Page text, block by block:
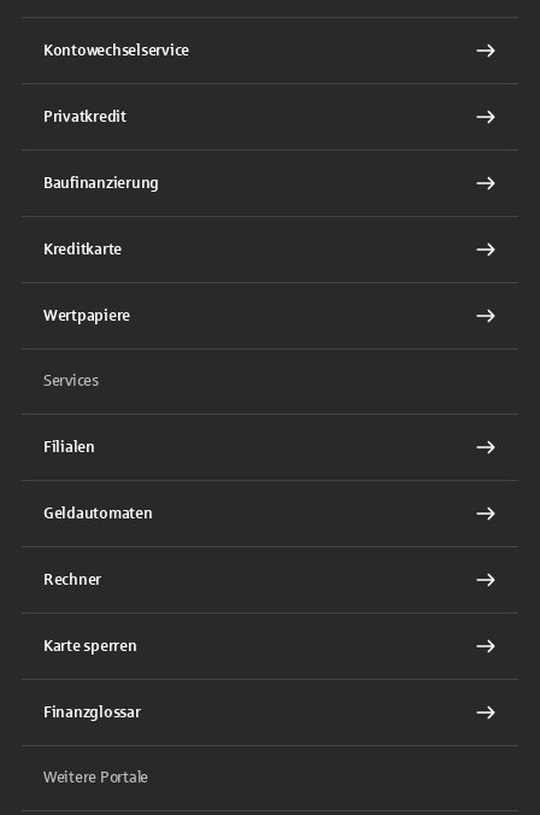
Kontowechselservice
Privatkredit
Baufinanzierung
Kreditkarte
Wertpapiere
Services
Filialen
Geldautomaten
Rechner
Karte sperren
Finanzglossar
Weitere Portale